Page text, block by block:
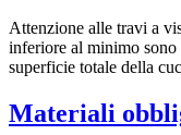
Attenzione alle travi a
inferiore al minimo sono
superficie totale della
Materiali